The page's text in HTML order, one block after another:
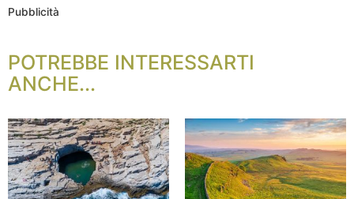
Pubblicità
POTREBBE INTERESSARTI
ANCHE...